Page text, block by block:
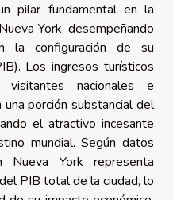
pilar fundamental en la
York, desempeñando
la configuración de su
Los ingresos turísticos
nacionales e
porción substancial del
el atractivo incesante
mundial. Según datos
York representa
PIB total de la ciudad, lo